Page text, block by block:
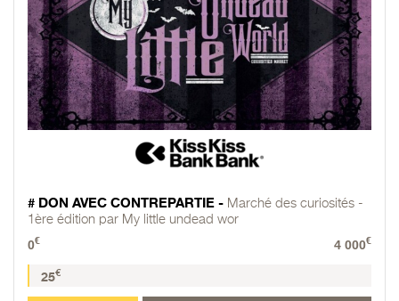
# DON AVEC CONTREPARTIE - Marché des curiosités -
1ère édition par My little undead wor
0€ 4 000€
25€